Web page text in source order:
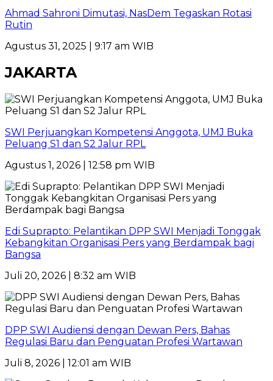
Ahmad Sahroni Dimutasi, NasDem Tegaskan Rotasi
Rutin
Agustus 31, 2025 | 9:17 am WIB
JAKARTA
SWI Perjuangkan Kompetensi Anggota, UMJ Buka
Peluang S1 dan S2 Jalur RPL
Agustus 1, 2026 | 12:58 pm WIB
Edi Suprapto: Pelantikan DPP SWI Menjadi Tonggak
Kebangkitan Organisasi Pers yang Berdampak bagi
Bangsa
Juli 20, 2026 | 8:32 am WIB
DPP SWI Audiensi dengan Dewan Pers, Bahas
Regulasi Baru dan Penguatan Profesi Wartawan
Juli 8, 2026 | 12:01 am WIB